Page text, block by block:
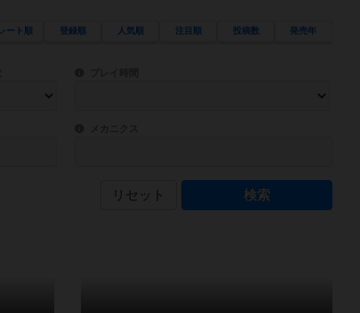
レート順 登録順 人気順 注目順 投稿数 発売年
目安となる所要時間を指定することができます。マニュア
を指定することができます。直感的にゲームシステムを理解できるよう、中
ゲーム性を構成するコアシステムです。主にボードゲーム
リセット